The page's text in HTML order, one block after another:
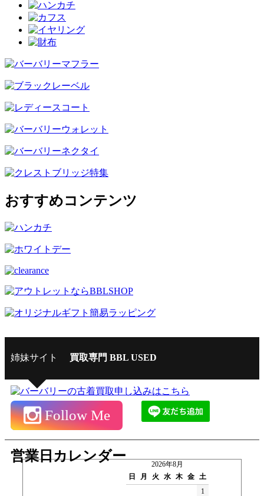
おすすめコンテンツ
姉妹サイト 買取専門 BBL USED
Follow Me
営業日カレンダー
2026年8月
日
月 火 水 木 金 土
1